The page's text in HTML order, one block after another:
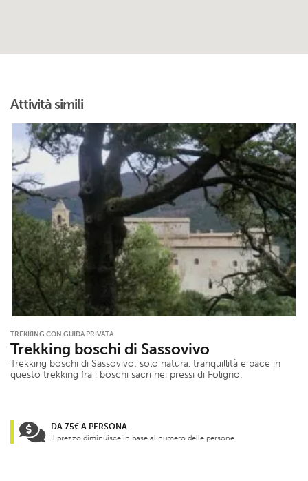
Attività simili
TREKKING CON GUIDA PRIVATA
Trekking boschi di Sassovivo
Trekking boschi di Sassovivo: solo natura, tranquillità e pace in
questo trekking fra i boschi sacri nei pressi di Foligno.
DA 75€ A PERSONA
Il prezzo diminuisce in base al numero delle persone.